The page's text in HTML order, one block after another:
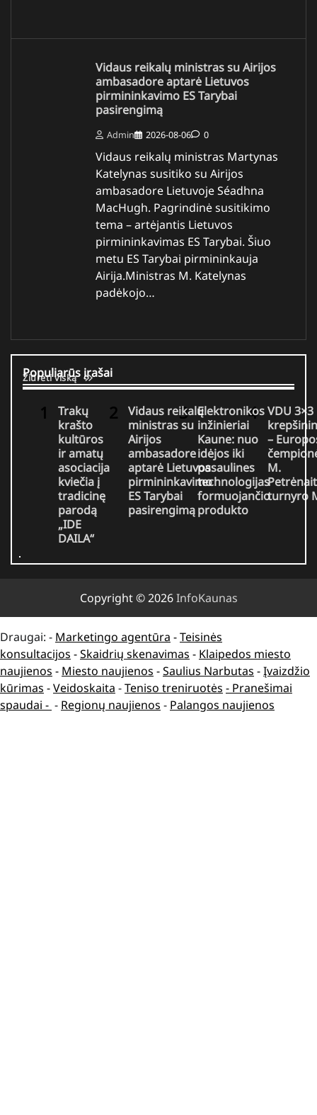
Vidaus reikalų ministras su Airijos
ambasadore aptarė Lietuvos
pirmininkavimo ES Tarybai
pasirengimą
Admin 2026-08-06 0
Vidaus reikalų ministras Martynas
Katelynas susitiko su Airijos
ambasadore Lietuvoje Séadhna
MacHugh. Pagrindinė susitikimo
tema – artėjantis Lietuvos
pirmininkavimas ES Tarybai. Šiuo
metu ES Tarybai pirmininkauja
Airija.Ministras M. Katelynas
padėkojo…
Populiarūs įrašai
Žiūrėti viską
Trakų
krašto
kultūros
ir amatų
asociacija
kviečia į
tradicinę
parodą
„IDE
DAILA“
Vidaus reikalų
ministras su
Airijos
ambasadore
aptarė Lietuvos
pirmininkavimo
ES Tarybai
pasirengimą
Elektronikos
inžinieriai
Kaune: nuo
idėjos iki
pasaulines
technologijas
formuojančio
produkto
VDU 3×3
–
M.
turnyro
Copyright © 2026InfoKaunas
Draugai: - Marketingo agentūra -Teisinės
konsultacijos -Skaidrių skenavimas - Klaipedos miesto
naujienos - Miesto naujienos -Saulius Narbutas -Įvaizdžio
kūrimas -Veidoskaita -Teniso treniruotės - Pranešimai
spaudai - - Regionų naujienos - Palangos naujienos